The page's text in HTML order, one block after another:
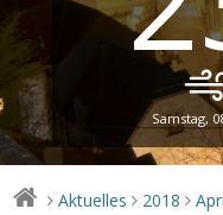
Samstag,
> Aktuelles > 2018 >